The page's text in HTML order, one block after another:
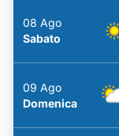
08 Ago
Sabato
09 Ago
Domenica